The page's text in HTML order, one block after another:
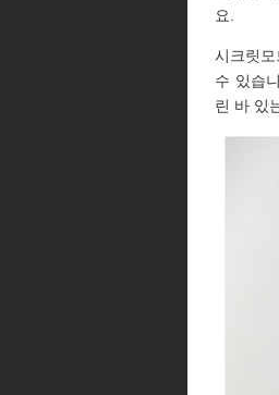
요.
시크릿
수 있습
린 바 있